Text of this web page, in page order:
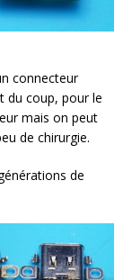
connecteur
du coup, pour le
mais on peut
de chirurgie.
de